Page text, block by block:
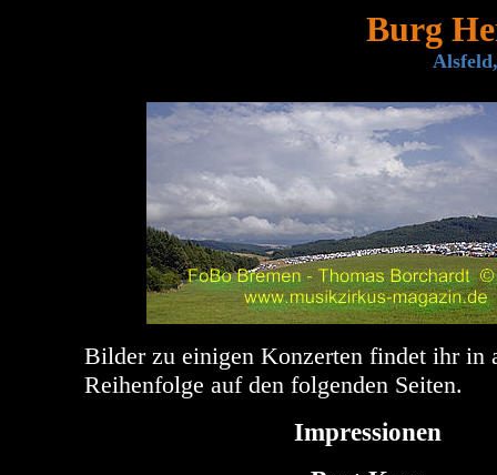
Burg
Bilder zu einigen Konzerten findet ihr in
Reihenfolge auf den folgenden Seiten.
Impressionen